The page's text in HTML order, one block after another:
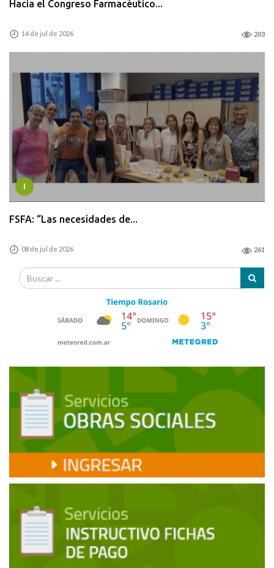
Hacia el Congreso Farmacéutico...
14 de jul de 2026 203
I
FSFA: “Las necesidades de...
08 de jul de 2026 261